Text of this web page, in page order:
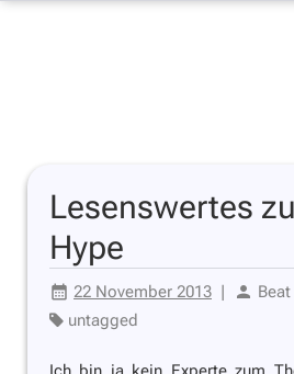
Lesenswertes
Hype
22 November 2013 |
untagged